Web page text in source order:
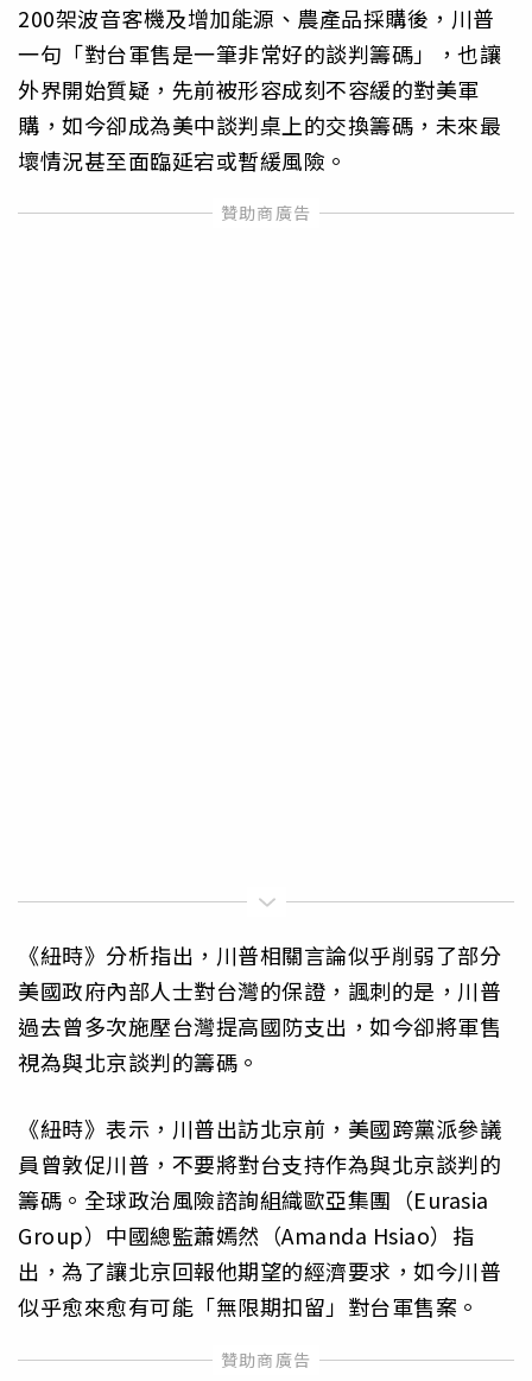
200架波音客機及增加能源、農產品採購後，川普
一句「對台軍售是一筆非常好的談判籌碼」，也讓
外界開始質疑，先前被形容成刻不容緩的對美軍
購，如今卻成為美中談判桌上的交換籌碼，未來最
壞情況甚至面臨延宕或暫緩風險。
《紐時》分析指出，川普相關言論似乎削弱了部分
美國政府內部人士對台灣的保證，諷刺的是，川普
過去曾多次施壓台灣提高國防支出，如今卻將軍售
視為與北京談判的籌碼。
《紐時》表示，川普出訪北京前，美國跨黨派參議
員曾敦促川普，不要將對台支持作為與北京談判的
籌碼。全球政治風險諮詢組織歐亞集團（Eurasia
Group）中國總監蕭嫣然（Amanda Hsiao）指
出，為了讓北京回報他期望的經濟要求，如今川普
似乎愈來愈有可能「無限期扣留」對台軍售案。